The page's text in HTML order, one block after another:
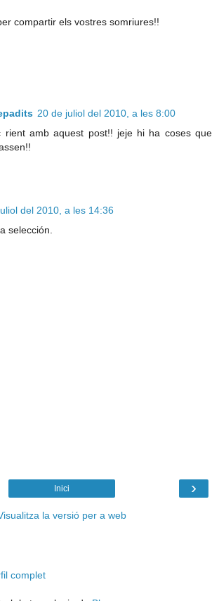
compartir els vostres somriures!!
20 de juliol del 2010, a les 8:00
rient amb aquest post!! jeje hi ha coses que
del 2010, a les 14:36
selección.
›
Inici
la versió per a web
complet